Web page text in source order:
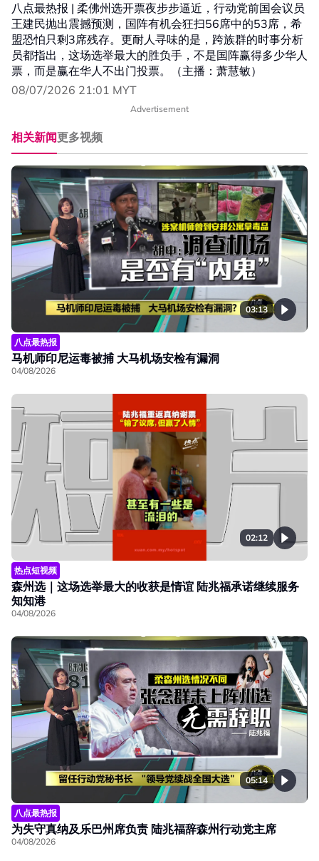
八点最热报 | 柔佛州选开票夜步步逼近，行动党前国会议员
王建民抛出震撼预测，国阵有机会狂扫56席中的53席，希
盟恐怕只剩3席残存。更耐人寻味的是，跨族群的时事分析
员都指出，这场选举最大的胜负手，不是国阵赢得多少华人
票，而是赢在华人不出门投票。（主播：萧慧敏）
08/07/2026 21:01 MYT
Advertisement
相关新闻更多视频
03:13
八点最热报
马机师印尼运毒被捕 大马机场安检有漏洞
04/08/2026
02:12
热点短视频
森州选｜这场选举最大的收获是情谊 陆兆福承诺继续服务
知知港
04/08/2026
05:14
八点最热报
为失守真纳及乐巴州席负责 陆兆福辞森州行动党主席
04/08/2026